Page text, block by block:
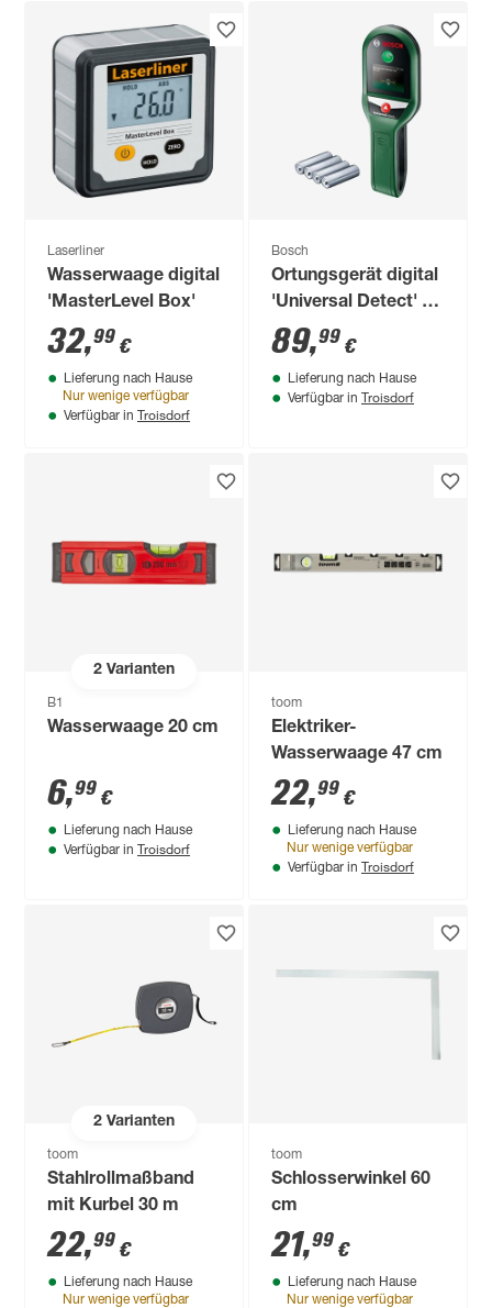
Laserliner
Wasserwaage digital
'MasterLevel Box'
32,99 €
Lieferung nach Hause
Nur wenige verfügbar
Verfügbar in Troisdorf
Bosch
Ortungsgerät digital
'Universal Detect' für
Metall, Strom und
Holz
89,99 €
Lieferung nach Hause
Verfügbar in Troisdorf
2Varianten
B1
Wasserwaage 20 cm
6,99 €
Lieferung nach Hause
Verfügbar in Troisdorf
toom
Elektriker-
Wasserwaage 47 cm
22,99 €
Lieferung nach Hause
Nur wenige verfügbar
Verfügbar in Troisdorf
2Varianten
toom
Stahlrollmaßband
mit Kurbel 30 m
22,99 €
Lieferung nach Hause
Nur wenige verfügbar
toom
Schlosserwinkel 60
cm
21,99 €
Lieferung nach Hause
Nur wenige verfügbar